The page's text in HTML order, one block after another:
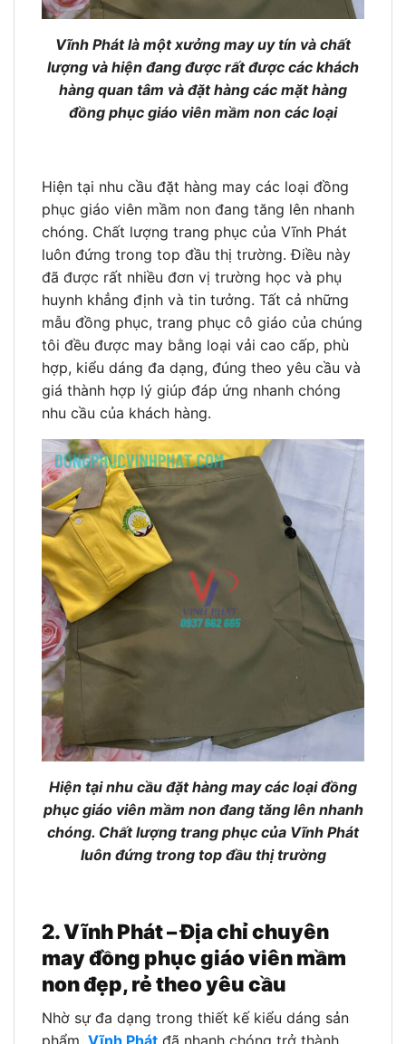
Vĩnh Phát là một xưởng may uy tín và chất
lượng và hiện đang được rất được các khách
hàng quan tâm và đặt hàng các mặt hàng
đồng phục giáo viên mầm non các loại
Hiện tại nhu cầu đặt hàng may các loại đồng
phục giáo viên mầm non đang tăng lên nhanh
chóng. Chất lượng trang phục của Vĩnh Phát
luôn đứng trong top đầu thị trường. Điều này
đã được rất nhiều đơn vị trường học và phụ
huynh khẳng định và tin tưởng. Tất cả những
mẫu đồng phục, trang phục cô giáo của chúng
tôi đều được may bằng loại vải cao cấp, phù
hợp, kiểu dáng đa dạng, đúng theo yêu cầu và
giá thành hợp lý giúp đáp ứng nhanh chóng
nhu cầu của khách hàng.
Hiện tại nhu cầu đặt hàng may các loại đồng
phục giáo viên mầm non đang tăng lên nhanh
chóng. Chất lượng trang phục của Vĩnh Phát
luôn đứng trong top đầu thị trường
2. Vĩnh Phát – Địa chỉ chuyên
may đồng phục giáo viên mầm
non đẹp, rẻ theo yêu cầu
Nhờ sự đa dạng trong thiết kế kiểu dáng sản